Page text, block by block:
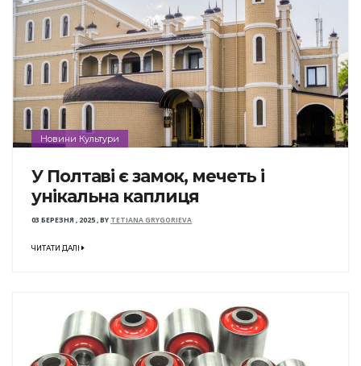
Новини Культури
У Полтаві є замок, мечеть і
унікальна каплиця
03 БЕРЕЗНЯ , 2025,BY TETIANA GRYGORIEVA
ЧИТАТИ ДАЛІ